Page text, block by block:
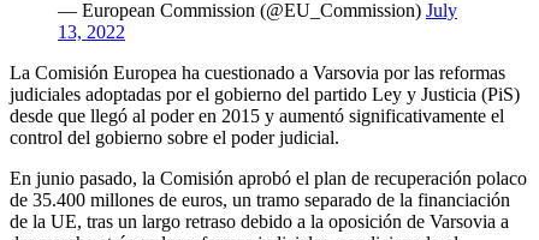
— European Commission (@EU_Commission) July
13, 2022
La Comisión Europea ha cuestionado a Varsovia por las reformas
judiciales adoptadas por el gobierno del partido Ley y Justicia (PiS)
desde que llegó al poder en 2015 y aumentó significativamente el
control del gobierno sobre el poder judicial.
En junio pasado, la Comisión aprobó el plan de recuperación polaco
de 35.400 millones de euros, un tramo separado de la financiación
de la UE, tras un largo retraso debido a la oposición de Varsovia a